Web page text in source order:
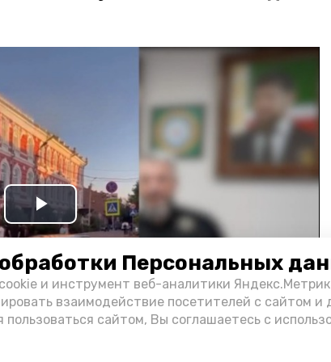
Персональных
и инструмент веб-аналитики
взаимодействие посетителей с сайтом и
сайтом, Вы соглашаетесь с
Play
Video